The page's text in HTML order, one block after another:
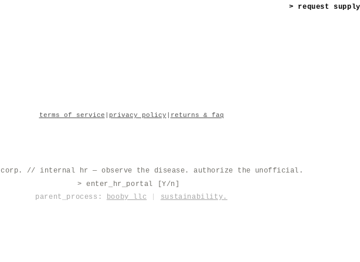
> request supply
terms of service privacy policy returns & faq
// internal hr — observe the disease. authorize the unofficial.
> enter_hr_portal [Y/n]
parent_process: booby llc sustainability.